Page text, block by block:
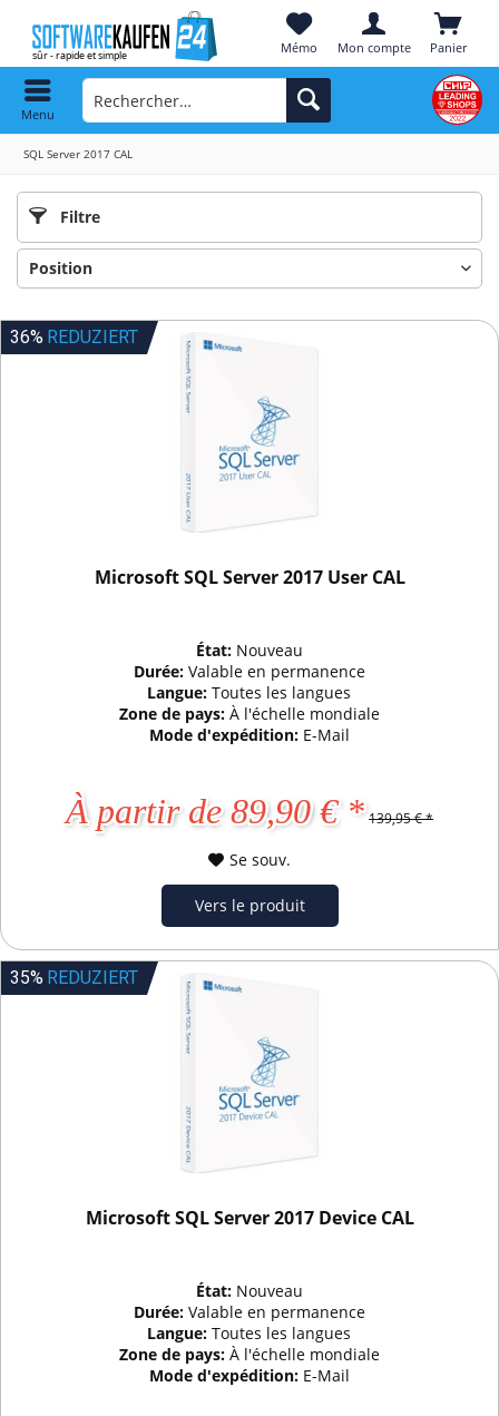
Panier
Mémo Mon compte
Menu
SQL Server 2017 CAL
Filtre
36% REDUZIERT
Microsoft SQL Server 2017 User CAL
État: Nouveau
Durée: Valable en permanence
Langue:Toutes les langues
Zone de pays: À l'échelle mondiale
Mode d'expédition: E-Mail
À partir de 89,90 € * 139,95 € *
Se souv.
Vers le produit
35% REDUZIERT
Microsoft SQL Server 2017 Device CAL
État: Nouveau
Durée: Valable en permanence
Langue:Toutes les langues
Zone de pays: À l'échelle mondiale
Mode d'expédition: E-Mail